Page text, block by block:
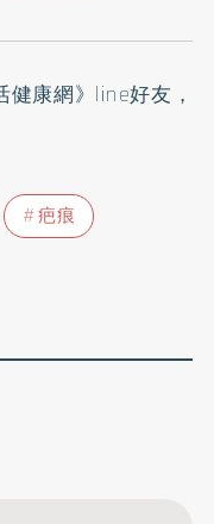
健康網》line好友 ，
疤痕